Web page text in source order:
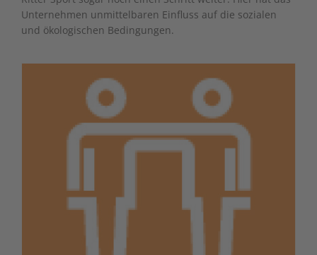
Unternehmen unmittelbaren Einfluss auf die sozialen
und ökologischen Bedingungen.